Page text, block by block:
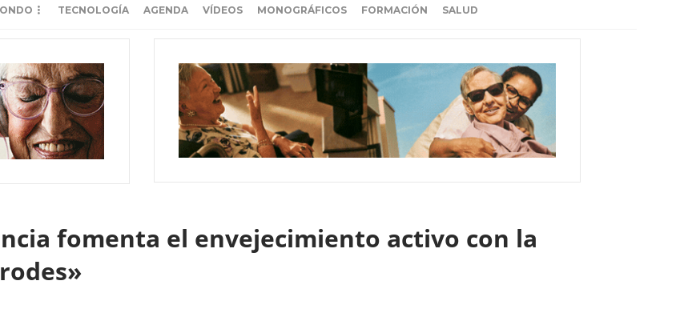
TECNOLOGÍA AGENDA VÍDEOS MONOGRÁFICOS FORMACIÓN SALUD
fomenta el envejecimiento activo con la